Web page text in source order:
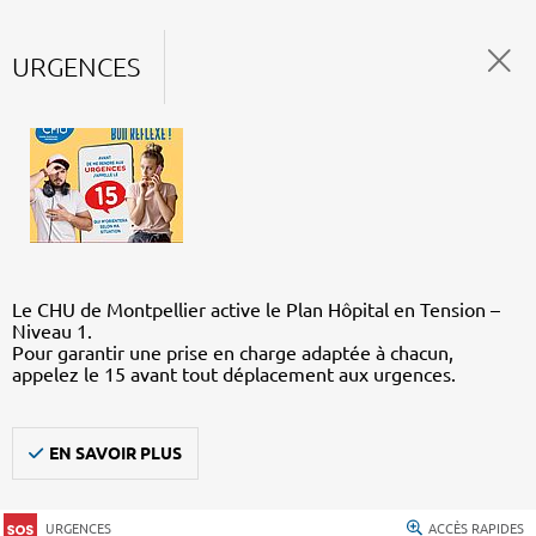
URGENCES
Le CHU de Montpellier active le Plan Hôpital en Tension –
Niveau 1.
Pour garantir une prise en charge adaptée à chacun,
appelez le 15 avant tout déplacement aux urgences.
EN SAVOIR PLUS
URGENCES ACCÈS RAPIDES